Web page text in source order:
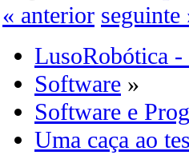
« anterior seguinte
LusoRobótica -
Software »
Software e
Uma caça ao